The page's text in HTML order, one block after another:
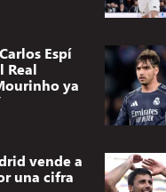
Espí
Real
ya
vende a
una cifra